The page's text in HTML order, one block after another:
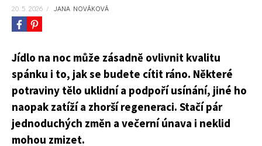
20. 5. 2026 / JANA NOVÁKOVÁ
Jídlo na noc může zásadně ovlivnit kvalitu
spánku i to, jak se budete cítit ráno. Některé
potraviny tělo uklidní a podpoří usínání, jiné ho
naopak zatíží a zhorší regeneraci. Stačí pár
jednoduchých změn a večerní únava i neklid
mohou zmizet.